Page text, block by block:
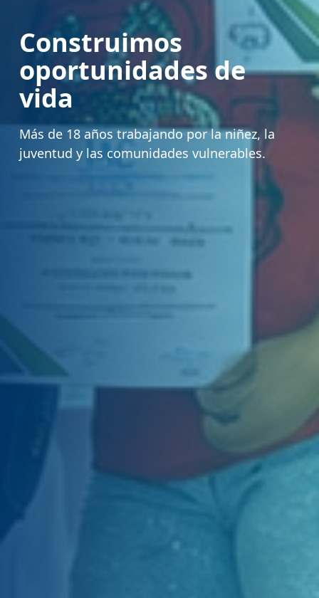
Protección integral
para niños y
adolescentes
Restituimos derechos y fortalecemos familias.